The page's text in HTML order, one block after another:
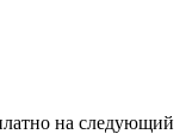
на следующий